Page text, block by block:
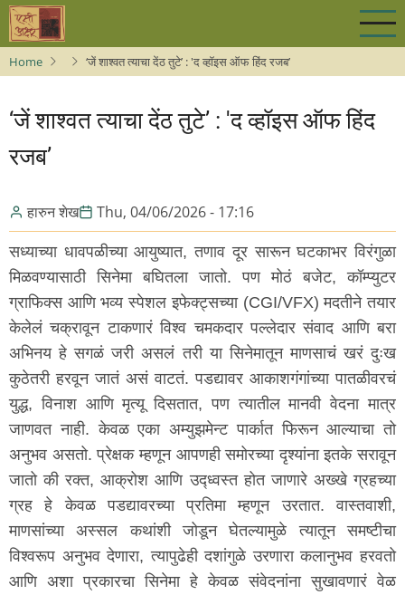
Skip
main
content
Home ‘जें शाश्वत त्याचा देंठ तुटे’ : 'द व्हॉइस ऑफ हिंद रजब’
‘जें शाश्वत त्याचा देंठ तुटे’ : 'द व्हॉइस ऑफ हिंद
रजब’
हारुन शेख Thu, 04/06/2026 - 17:16
सध्याच्या धावपळीच्या आयुष्यात, तणाव दूर सारून घटकाभर विरंगुळा
मिळवण्यासाठी सिनेमा बघितला जातो. पण मोठं बजेट, कॉम्प्युटर
ग्राफिक्स आणि भव्य स्पेशल इफेक्ट्सच्या (CGI/VFX) मदतीने तयार
केलेलं चक्रावून टाकणारं विश्व चमकदार पल्लेदार संवाद आणि बरा
अभिनय हे सगळं जरी असलं तरी या सिनेमातून माणसाचं खरं दुःख
कुठेतरी हरवून जातं असं वाटतं. पडद्यावर आकाशगंगांच्या पातळीवरचं
युद्ध, विनाश आणि मृत्यू दिसतात, पण त्यातील मानवी वेदना मात्र
जाणवत नाही. केवळ एका अम्युझमेन्ट पार्कात फिरून आल्याचा तो
अनुभव असतो. प्रेक्षक म्हणून आपणही समोरच्या दृश्यांना इतके सरावून
जातो की रक्त, आक्रोश आणि उद्ध्वस्त होत जाणारे अख्खे ग्रहच्या
ग्रह हे केवळ पडद्यावरच्या प्रतिमा म्हणून उरतात. वास्तवाशी,
माणसांच्या अस्सल कथांशी जोडून घेतल्यामुळे त्यातून समष्टीचा
विश्वरूप अनुभव देणारा, त्यापुढेही दशांगुळे उरणारा कलानुभव हरवतो
आणि अशा प्रकारचा सिनेमा हे केवळ संवेदनांना सुखावणारं वेळ